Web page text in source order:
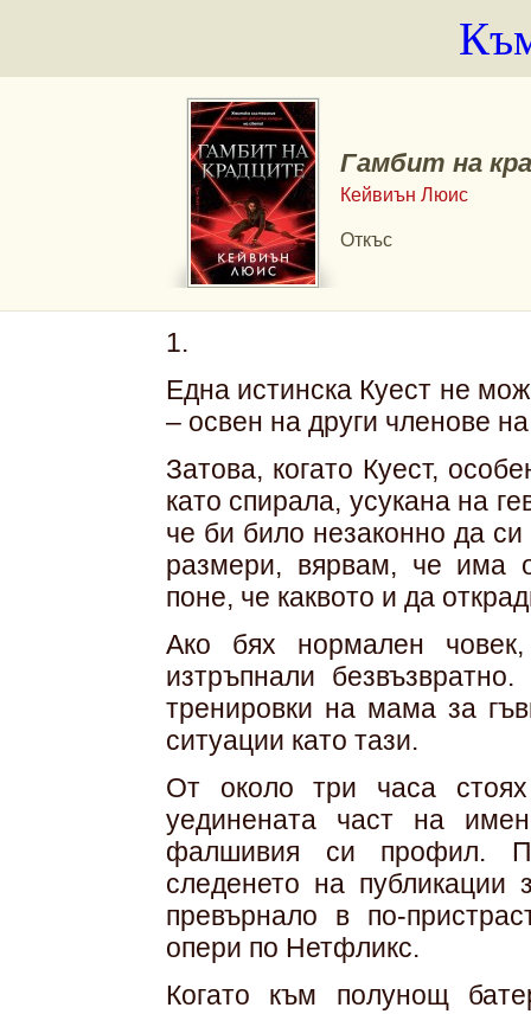
Гамбит на
Кейвиън Люис
Откъс
1.
Една истинска Куест не
– освен на други членове
Затова, когато Куест,
като спирала, усукана на
че би било незаконно да
размери, вярвам, че има
поне, че каквото и да
Ако бях нормален
изтръпнали
тренировки на мама за
ситуации като тази.
От около три часа
уединената част на
фалшивия си профил.
следенето на
превърнало в по-
опери по Нетфликс.
Когато към полунощ